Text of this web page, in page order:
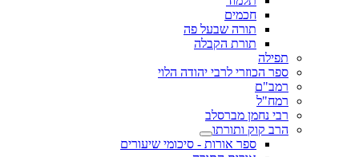
חכמים
תורה שבעל פה
תורת הקבלה
תפילה
ספר הכוזרי לרבי יהודה הלוי
רמב"ם
רמח"ל
רבי נחמן מברסלב
הרב קוק ותורתו
ספר אורות - סיכומי שיעורים